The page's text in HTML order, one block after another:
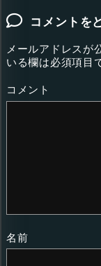
コメントを
メールアドレスが
いる欄は必須項目
コメント
名前